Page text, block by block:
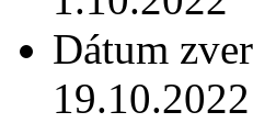
Dátum
19.10.2022